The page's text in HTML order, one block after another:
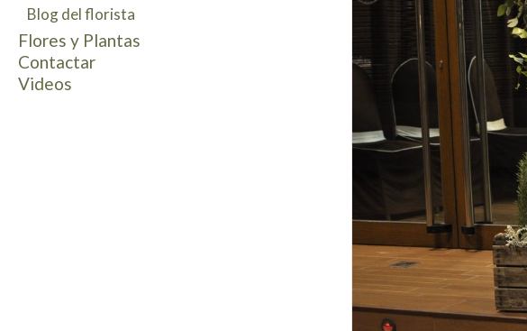
Decoracion vehículos de novios
Prendidos salapas
Pulseras florales
Mesas Dulces
Flowers Box
Blog del florista
Flores y Plantas
Contactar
Videos